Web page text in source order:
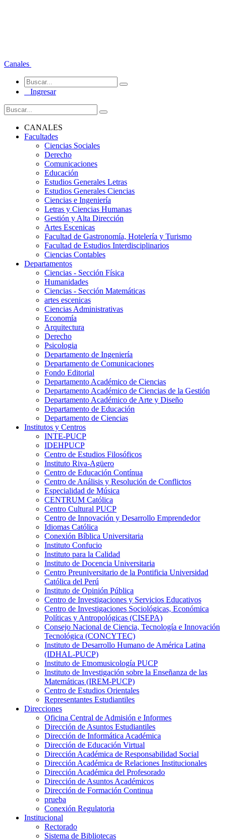
Canales
Ingresar
CANALES
Facultades
Ciencias Sociales
Derecho
Comunicaciones
Educación
Estudios Generales Letras
Estudios Generales Ciencias
Ciencias e Ingeniería
Letras y Ciencias Humanas
Gestión y Alta Dirección
Artes Escenicas
Facultad de Gastronomía, Hotelería y Turismo
Facultad de Estudios Interdisciplinarios
Ciencias Contables
Departamentos
Ciencias - Sección Física
Humanidades
Ciencias - Sección Matemáticas
artes escenicas
Ciencias Administrativas
Economía
Arquitectura
Derecho
Psicologia
Departamento de Ingeniería
Departamento de Comunicaciones
Fondo Editorial
Departamento Académico de Ciencias
Departamento Académico de Ciencias de la Gestión
Departamento Académico de Arte y Diseño
Departamento de Educación
Departamento de Ciencias
Institutos y Centros
INTE-PUCP
IDEHPUCP
Centro de Estudios Filosóficos
Instituto Riva-Agüero
Centro de Educación Contínua
Centro de Análisis y Resolución de Conflictos
Especialidad de Música
CENTRUM Católica
Centro Cultural PUCP
Centro de Innovación y Desarrollo Emprendedor
Idiomas Católica
Conexión Bíblica Universitaria
Instituto Confucio
Instituto para la Calidad
Instituto de Docencia Universitaria
Centro Preuniversitario de la Pontificia Universidad
Católica del Perú
Instituto de Opinión Pública
Centro de Investigaciones y Servicios Educativos
Centro de Investigaciones Sociológicas, Económica
Políticas y Antropológicas (CISEPA)
Consejo Nacional de Ciencia, Tecnología e Innovación
Tecnológica (CONCYTEC)
Instituto de Desarrollo Humano de América Latina
(IDHAL-PUCP)
Instituto de Etnomusicología PUCP
Instituto de Investigación sobre la Enseñanza de las
Matemáticas (IREM-PUCP)
Centro de Estudios Orientales
Representantes Estudiantiles
Direcciones
Oficina Central de Admisión e Informes
Dirección de Asuntos Estudiantiles
Dirección de Informática Académica
Dirección de Educación Virtual
Dirección Académica de Responsabilidad Social
Dirección Académica de Relaciones Institucionales
Dirección Académica del Profesorado
Dirección de Asuntos Académicos
Dirección de Formación Continua
prueba
Conexión Regulatoria
Institucional
Rectorado
Sistema de Bibliotecas